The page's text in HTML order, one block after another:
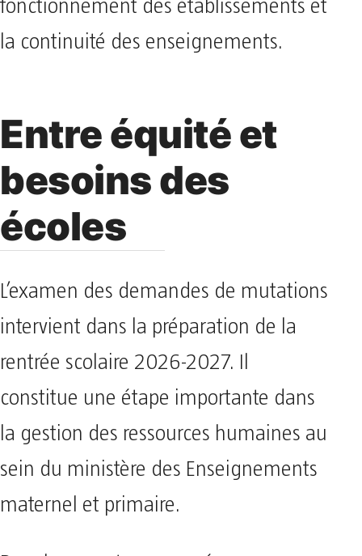
fonctionnement des établissements et
la continuité des enseignements.
Entre équité et
besoins des
écoles
L’examen des demandes de mutations
intervient dans la préparation de la
rentrée scolaire 2026-2027. Il
constitue une étape importante dans
la gestion des ressources humaines au
sein du ministère des Enseignements
maternel et primaire.